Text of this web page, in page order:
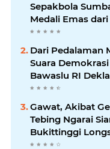
Sepakbola
Medali Emas
Sumatera XI
Dari Pedalaman
Suara
Bawaslu RI
Kampung
Partisipatif di
Gawat, Akibat
Tebing Ngarai
Bukittinggi